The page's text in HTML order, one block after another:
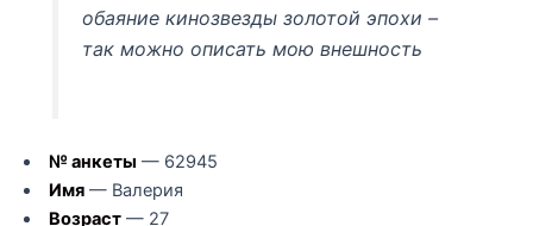
обаяние кинозвезды золотой эпохи –
так можно описать мою внешность
№ анкеты — 62945
Имя— Валерия
Возраст— 27